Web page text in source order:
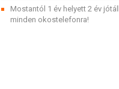
Mostantól 1 év helyett 2 év
minden okostelefonra!